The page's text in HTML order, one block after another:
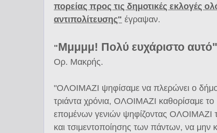
πορείας προς τις δημοτικές εκλογές
αντιπολίτευσης" έγραψαν.
"Μμμμμ! Πολύ ευχάριστο
Ορ. Μακρής.
"ΟΛΟΙΜΑΖΙ ψηφίσαμε να πλερώνει ο
τριάντα χρόνια, ΟΛΟΙΜΑΖΙ καθορίσαμε
επομένων γενιών ψηφίζοντας ΟΛΟΙΜΑΖΙ
και τσιμεντοποίησης των πάντων, να